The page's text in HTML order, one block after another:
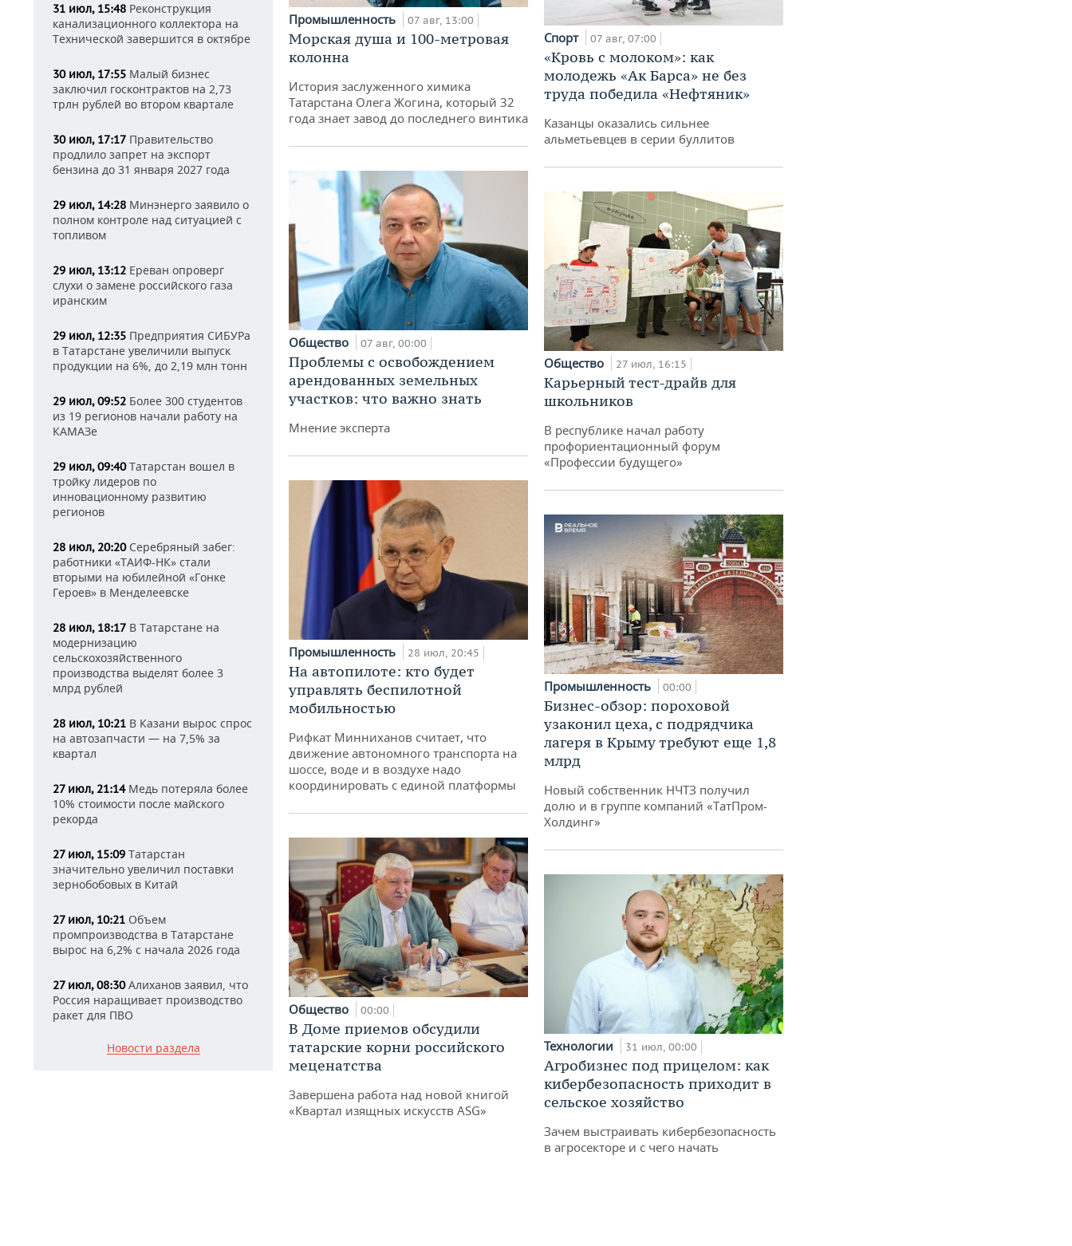
31 июл, 15:48 Реконструкция
канализационного коллектора на
Технической завершится в октябре
30 июл, 17:55 Малый бизнес
заключил госконтрактов на 2,73
трлн рублей во втором квартале
30 июл, 17:17 Правительство
продлило запрет на экспорт
бензина до 31 января 2027 года
29 июл, 14:28 Минэнерго заявило о
полном контроле над ситуацией с
топливом
29 июл, 13:12 Ереван опроверг
слухи о замене российского газа
иранским
29 июл, 12:35 Предприятия СИБУРа
в Татарстане увеличили выпуск
продукции на 6%, до 2,19 млн тонн
29 июл, 09:52 Более 300 студентов
из 19 регионов начали работу на
КАМАЗе
29 июл, 09:40Татарстан вошел в
тройку лидеров по
инновационному развитию
регионов
28 июл, 20:20Серебряный забег:
работники «ТАИФ-НК» стали
вторыми на юбилейной «Гонке
Героев» в Менделеевске
28 июл, 18:17 В Татарстане на
модернизацию
сельскохозяйственного
производства выделят более 3
млрд рублей
28 июл, 10:21 В Казани вырос спрос
на автозапчасти — на 7,5% за
квартал
27 июл, 21:14Медь потеряла более
10% стоимости после майского
рекорда
27 июл, 15:09 Татарстан
значительно увеличил поставки
зернобобовых в Китай
27 июл, 10:21 Объем
промпроизводства в Татарстане
вырос на 6,2% с начала 2026 года
27 июл, 08:30Алиханов заявил, что
Россия наращивает производство
ракет для ПВО
Новости раздела
Промышленность 07 авг, 13:00
Морская душа и 100-метровая
колонна
История заслуженного химика
Татарстана Олега Жогина, который 32
года знает завод до последнего винтика
Общество 07 авг, 00:00
Проблемы с освобождением
арендованных земельных
участков: что важно знать
Мнение эксперта
Промышленность 28 июл, 20:45
На автопилоте: кто будет
управлять беспилотной
мобильностью
Рифкат Минниханов считает, что
движение автономного транспорта на
шоссе, воде и в воздухе надо
координировать с единой платформы
Общество 00:00
В Доме приемов обсудили
татарские корни российского
меценатства
Завершена работа над новой книгой
«Квартал изящных искусств ASG»
Спорт 07 авг, 07:00
«Кровь с молоком»: как
молодежь «Ак Барса» не без
труда победила «Нефтяник»
Казанцы оказались сильнее
альметьевцев в серии буллитов
Общество 27 июл, 16:15
Карьерный тест-драйв для
школьников
В республике начал работу
профориентационный форум
«Профессии будущего»
Промышленность 00:00
Бизнес-обзор: пороховой
узаконил цеха, с подрядчика
лагеря в Крыму требуют еще 1,8
млрд
Новый собственник НЧТЗ получил
долю и в группе компаний «ТатПром-
Холдинг»
Технологии 31 июл, 00:00
Агробизнес под прицелом: как
кибербезопасность приходит в
сельское хозяйство
Зачем выстраивать кибербезопасность
в агросекторе и с чего начать